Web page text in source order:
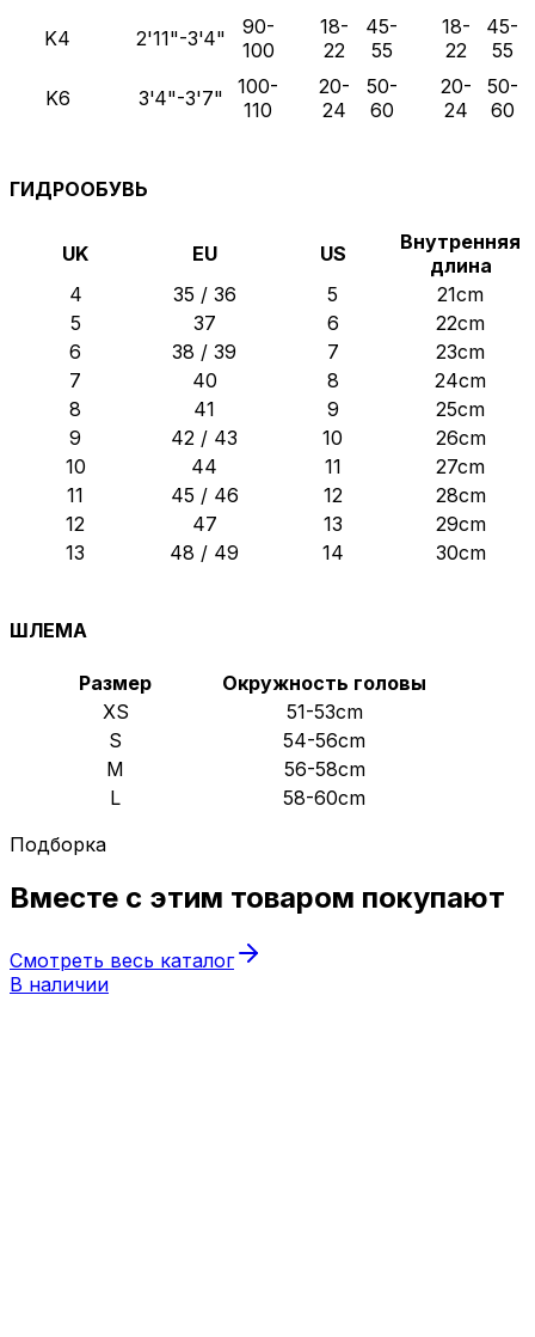
K4
2'11"-3'4"
90-
100
18-
22
45-
55
18-
22
45-
55
K6
3'4"-3'7"
100-
110
20-
24
50-
60
20-
24
50-
60
ГИДРООБУВЬ
UK EU US
Внутренняя
длина
4
35 / 36 5
21cm
5
37 6
22cm
6
38 / 39 7
23cm
7
40 8
24cm
8
41 9
25cm
9
42 / 43 10
26cm
10
44 11
27cm
11
45 / 46 12
28cm
12
47 13
29cm
13
48 / 49 14 30cm
ШЛЕМА
Размер
Окружность головы
XS
51-53cm
S
54-56cm
M
56-58cm
L
58-60cm
Подборка
Вместе с этим товаром покупают
Смотреть весь каталог
В наличии